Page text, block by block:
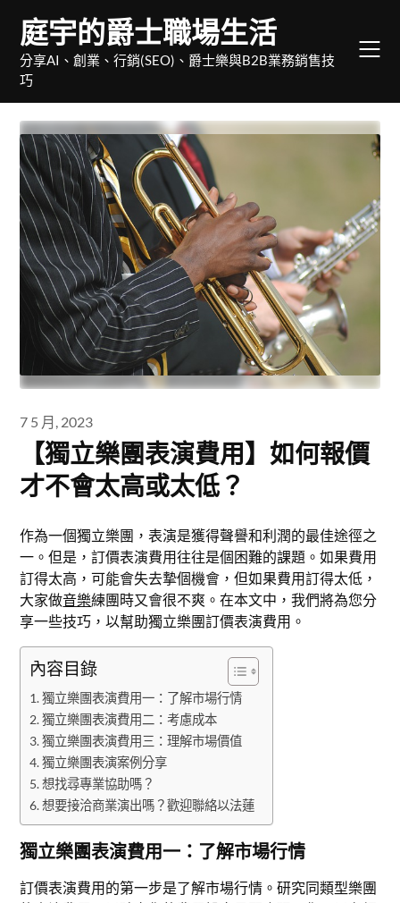
content
庭宇的爵士職場生活
分享AI、創業、行銷(SEO)、爵士樂與B2B業務銷售技
巧
7 5 月, 2023
【獨立樂團表演費用】如何報價
才不會太高或太低？
作為一個獨立樂團，表演是獲得聲譽和利潤的最佳途徑之
一。但是，訂價表演費用往往是個困難的課題。如果費用
訂得太高，可能會失去摯個機會，但如果費用訂得太低，
大家做音樂練團時又會很不爽。在本文中，我們將為您分
享一些技巧，以幫助獨立樂團訂價表演費用。
內容目錄
獨立樂團表演費用一：了解市場行情
獨立樂團表演費用二：考慮成本
獨立樂團表演費用三：理解市場價值
獨立樂團表演案例分享
想找尋專業協助嗎？
想要接洽商業演出嗎？歡迎聯絡以法蓮
獨立樂團表演費用一：了解市場行情
訂價表演費用的第一步是了解市場行情。研究同類型樂團